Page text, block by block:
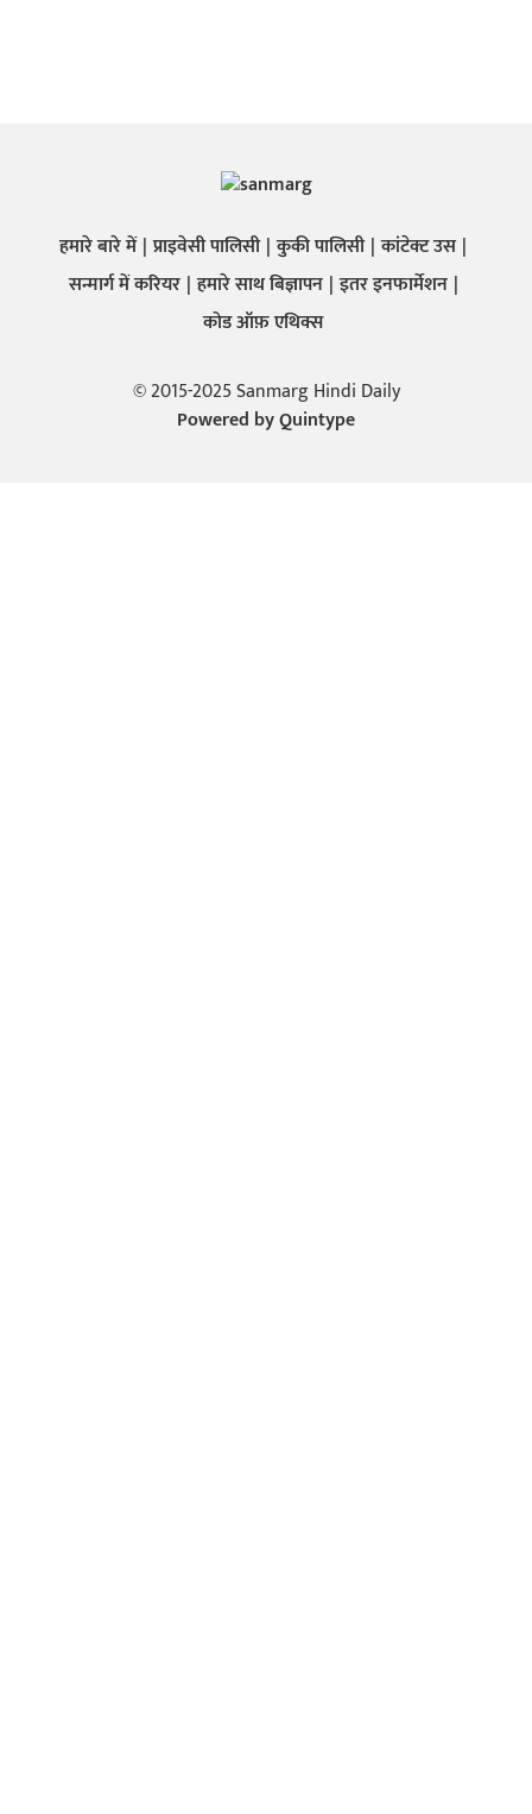
हमारे बारे में प्राइवेसी पालिसी कुकी पालिसी कांटेक्ट उस
सन्मार्ग में करियर हमारे साथ बिज्ञापन इतर इनफार्मेशन
कोड ऑफ़ एथिक्स
© 2015-2025 Sanmarg Hindi Daily
Powered byQuintype